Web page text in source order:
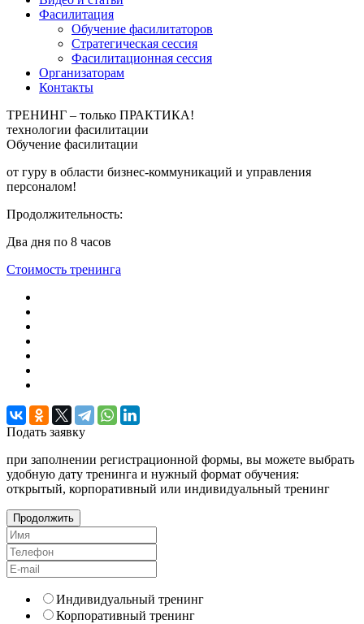
Фасилитация
Обучение фасилитаторов
Стратегическая сессия
Фасилитационная сессия
Организаторам
Контакты
ТРЕНИНГ – только ПРАКТИКА!
технологии фасилитации
Обучение фасилитации
от гуру в области бизнес-коммуникаций и управления
персоналом!
Продолжительность:
Два дня по 8 часов
Стоимость тренинга
Подать заявку
при заполнении регистрационной формы, вы можете выбрать
удобную дату тренинга и нужный формат обучения:
открытый, корпоративный или индивидуальный тренинг
Продолжить
Индивидуальный тренинг
Корпоративный тренинг